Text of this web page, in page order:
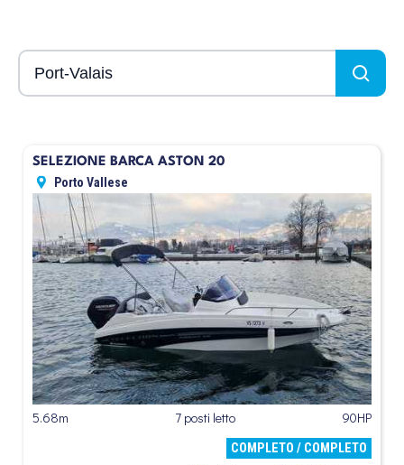
SELEZIONE BARCA ASTON 20
Porto Vallese
5.68m 7 posti letto 90HP
COMPLETO / COMPLETO